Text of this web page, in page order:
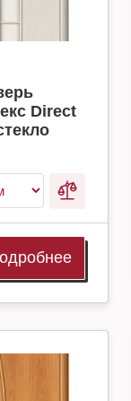
Direct